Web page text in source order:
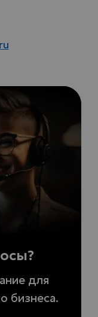
для
бизнеса.